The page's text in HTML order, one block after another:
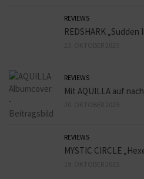
REVIEWS
REDSHARK
REVIEWS
Mit AQUILLA auf
REVIEWS
MYSTIC CIRCLE